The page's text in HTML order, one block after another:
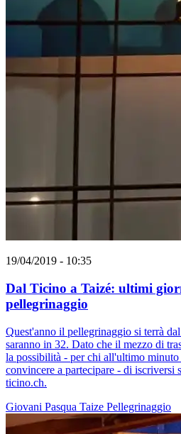
19/04/2019 - 10:35
Dal Ticino a Taizé: ultimi
pellegrinaggio
Quest'anno il pellegrinaggio si terrà
saranno in 32. Dato che il mezzo di
la possibilità - per chi all'ultimo minuto
convincere a partecipare - di iscriversi
ticino.ch.
Giovani Pasqua Taize Pellegrinaggio